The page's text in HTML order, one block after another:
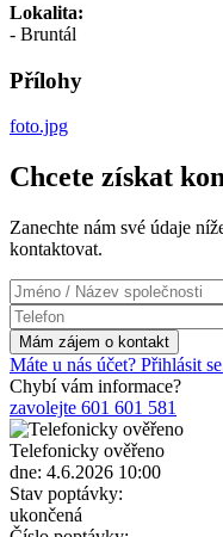
Lokalita:
- Bruntál
Přílohy
foto.jpg
Chcete získat
Zanechte nám své údaje
kontaktovat.
Máte u nás účet? Přihlásit
Chybí vám informace?
zavolejte 601 601 581
Telefonicky ověřeno
dne: 4.6.2026 10:00
Stav poptávky:
ukončená